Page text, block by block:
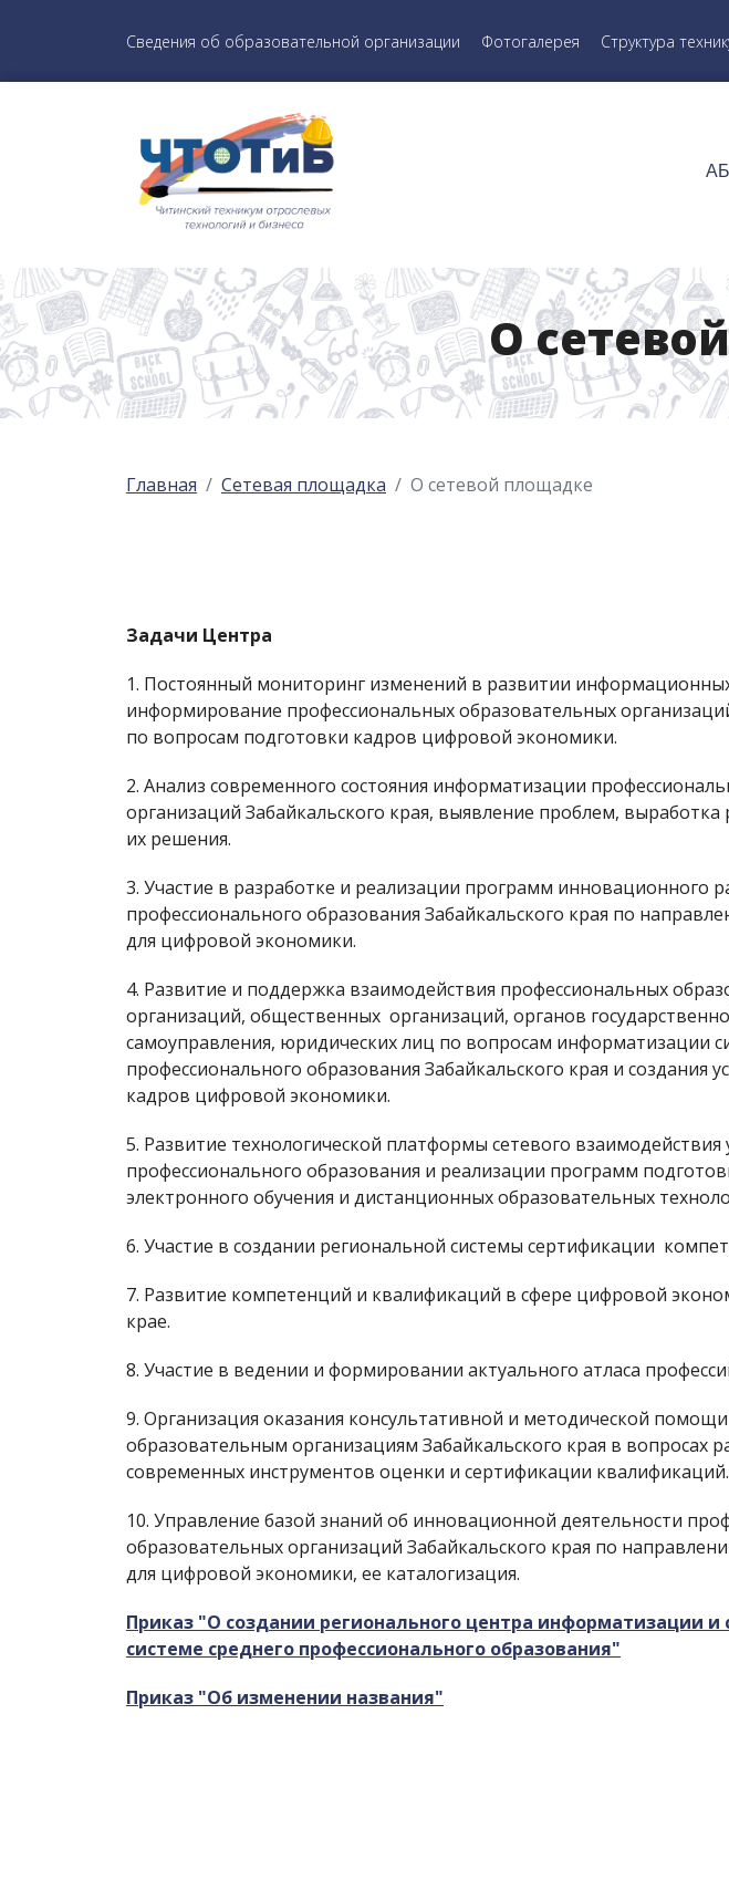
Сведения об образовательной организации Фотогалерея Структура
О
Главная Сетевая площадка О сетевой площадке
Задачи Центра
1. Постоянный мониторинг изменений в развитии
информирование профессиональных образовательных
по вопросам подготовки кадров цифровой экономики.
2. Анализ современного состояния информатизации
организаций Забайкальского края, выявление проблем,
их решения.
3. Участие в разработке и реализации программ инновационного
профессионального образования Забайкальского края по
для цифровой экономики.
4. Развитие и поддержка взаимодействия профессиональных
организаций, общественных организаций, органов
самоуправления, юридических лиц по вопросам информатизации
профессионального образования Забайкальского края и создания
кадров цифровой экономики.
5. Развитие технологической платформы сетевого
профессионального образования и реализации программ
электронного обучения и дистанционных образовательных
6. Участие в создании региональной системы сертификации
7. Развитие компетенций и квалификаций в сфере цифровой
крае.
8. Участие в ведении и формировании актуального атласа
9. Организация оказания консультативной и методической
образовательным организациям Забайкальского края в вопросах
современных инструментов оценки и сертификации квалификаций.
10. Управление базой знаний об инновационной деятельности
образовательных организаций Забайкальского края по
для цифровой экономики, ее каталогизация.
Приказ "О создании регионального центра информатизации и
системе среднего профессионального образования"
Приказ "Об изменении названия"